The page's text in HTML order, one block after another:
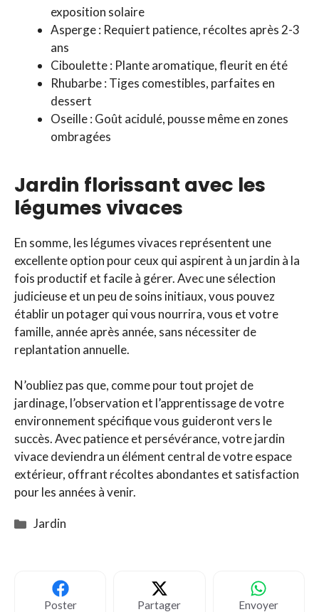
exposition solaire
Asperge : Requiert patience, récoltes après 2-3
ans
Ciboulette : Plante aromatique, fleurit en été
Rhubarbe : Tiges comestibles, parfaites en
dessert
Oseille : Goût acidulé, pousse même en zones
ombragées
Jardin florissant avec les
légumes vivaces
En somme, les légumes vivaces représentent une
excellente option pour ceux qui aspirent à un jardin à la
fois productif et facile à gérer. Avec une sélection
judicieuse et un peu de soins initiaux, vous pouvez
établir un potager qui vous nourrira, vous et votre
famille, année après année, sans nécessiter de
replantation annuelle.
N’oubliez pas que, comme pour tout projet de
jardinage, l’observation et l’apprentissage de votre
environnement spécifique vous guideront vers le
succès. Avec patience et persévérance, votre jardin
vivace deviendra un élément central de votre espace
extérieur, offrant récoltes abondantes et satisfaction
pour les années à venir.
Catégories
Jardin
Poster Partager Envoyer